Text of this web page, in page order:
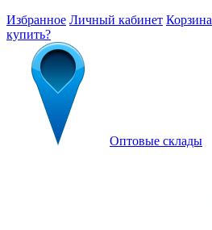
Избранное Личный кабинет Корзина
купить?
Оптовые склады